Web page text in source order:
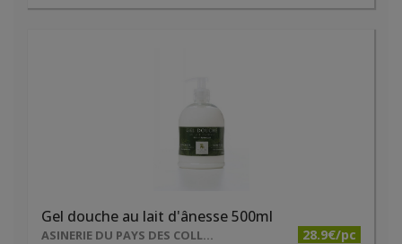
Gel douche au lait d'ânesse 500ml
ASINERIE DU PAYS DES COLLINES SRL 28.9€/pc